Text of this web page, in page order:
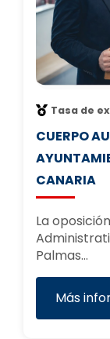
Tasa de
CUERPO
CANARIA
La
Palmas…
Más